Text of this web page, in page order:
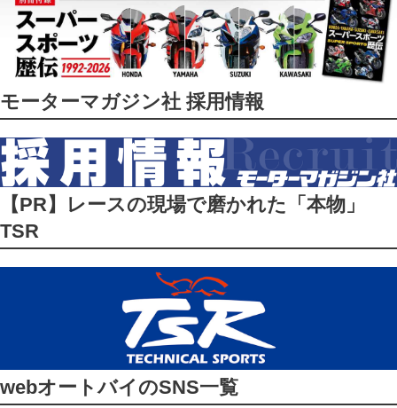
モーターマガジン社 採用情報
【PR】レースの現場で磨かれた「本物」
TSR
webオートバイのSNS一覧